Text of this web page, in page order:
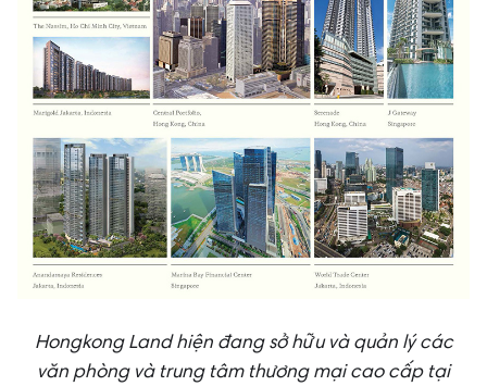
Hongkong Land hiện đang sở hữu và quản lý các
văn phòng và trung tâm thương mại cao cấp tại